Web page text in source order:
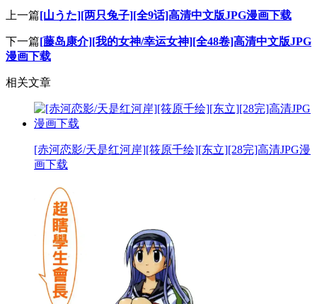
上一篇[山うた][两只兔子][全9话]高清中文版JPG漫画下载
下一篇[藤岛康介][我的女神/幸运女神][全48卷]高清中文版JPG
漫画下载
相关文章
[赤河恋影/天是红河岸][筱原千绘][东立][28完]高清JPG漫
画下载